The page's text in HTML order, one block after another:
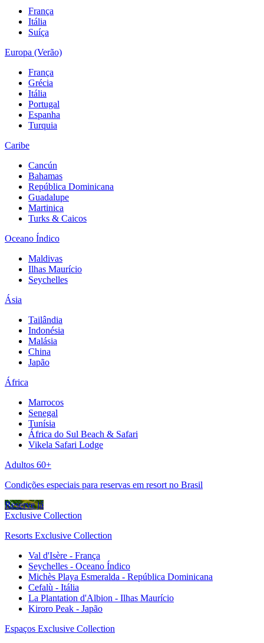
França
Itália
Suíça
Europa (Verão)
França
Grécia
Itália
Portugal
Espanha
Turquia
Caribe
Cancún
Bahamas
República Dominicana
Guadalupe
Martinica
Turks & Caicos
Oceano Índico
Maldivas
Ilhas Maurício
Seychelles
Ásia
Tailândia
Indonésia
Malásia
China
Japão
África
Marrocos
Senegal
Tunísia
África do Sul Beach & Safari
Vikela Safari Lodge
Adultos 60+
Condições especiais para reservas em resort no Brasil
Reserve já
Exclusive Collection
Resorts Exclusive Collection
Val d'Isère - França
Seychelles - Oceano Índico
Michès Playa Esmeralda - República Dominicana
Cefalù - Itália
La Plantation d'Albion - Ilhas Maurício
Kiroro Peak - Japão
Espaços Exclusive Collection